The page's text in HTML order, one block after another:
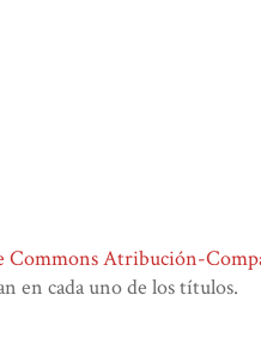
Commons Atribución-
en cada uno de los títulos.